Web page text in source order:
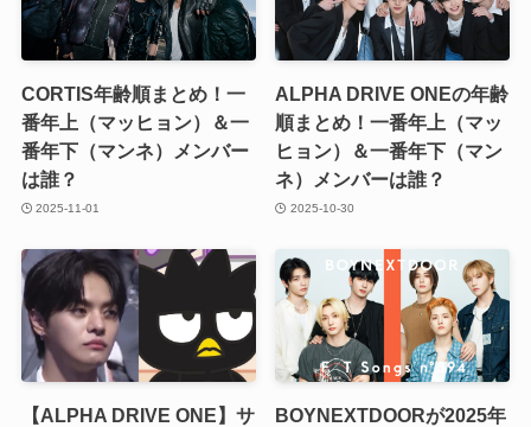
CORTIS年齢順まとめ！一
番年上（マッヒョン）＆一
番年下（マンネ）メンバー
は誰？
2025-11-01
ALPHA DRIVE ONEの年齢
順まとめ！一番年上（マッ
ヒョン）＆一番年下（マン
ネ）メンバーは誰？
2025-10-30
【ALPHA DRIVE ONE】サ
BOYNEXTDOORが2025年